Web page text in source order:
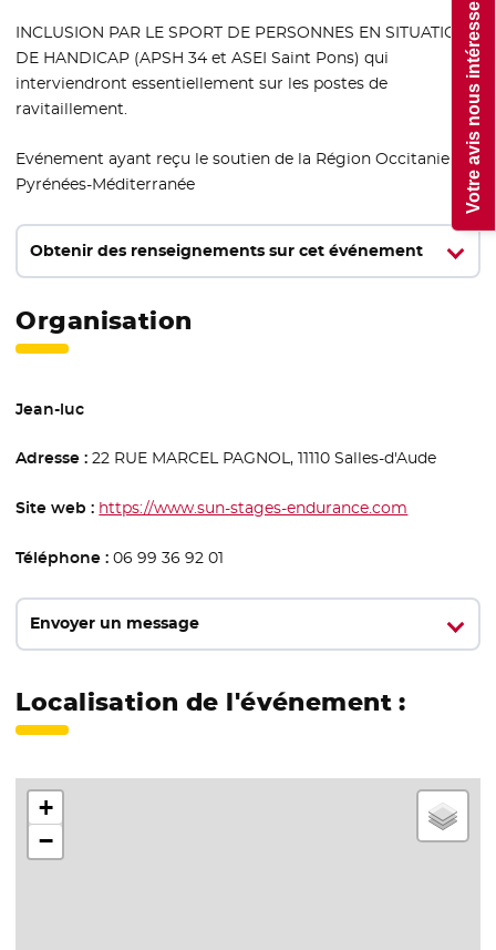
INCLUSION PAR LE SPORT DE PERSONNES EN SITUATION
DE HANDICAP (APSH 34 et ASEI Saint Pons) qui
interviendront essentiellement sur les postes de
ravitaillement.
Evénement ayant reçu le soutien de la Région Occitanie /
Pyrénées-Méditerranée
Obtenir des renseignements sur cet événement
Organisation
Jean-luc
Adresse : 22 RUE MARCEL PAGNOL, 11110 Salles-d'Aude
Site web : https://www.sun-stages-endurance.com
Téléphone : 06 99 36 92 01
Envoyer un message
Localisation de l'événement :
+
−
Votre avis nous intéresse !